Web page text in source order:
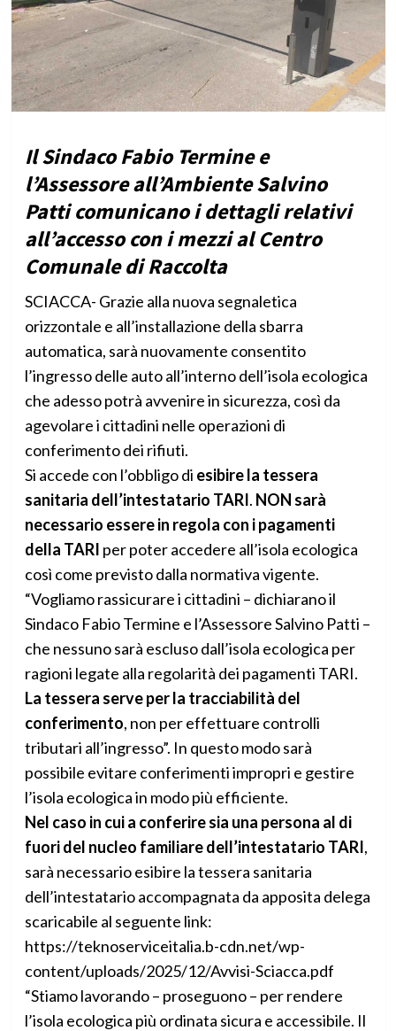
Il Sindaco Fabio Termine e
l’Assessore all’Ambiente Salvino
Patti comunicano i dettagli relativi
all’accesso con i mezzi al Centro
Comunale di Raccolta
SCIACCA- Grazie alla nuova segnaletica
orizzontale e all’installazione della sbarra
automatica, sarà nuovamente consentito
l’ingresso delle auto all’interno dell’isola ecologica
che adesso potrà avvenire in sicurezza, così da
agevolare i cittadini nelle operazioni di
conferimento dei rifiuti.
Si accede con l’obbligo di esibire la tessera
sanitaria dell’intestatario TARI. NON sarà
necessario essere in regola con i pagamenti
della TARI per poter accedere all’isola ecologica
così come previsto dalla normativa vigente.
“Vogliamo rassicurare i cittadini – dichiarano il
Sindaco Fabio Termine e l’Assessore Salvino Patti –
che nessuno sarà escluso dall’isola ecologica per
ragioni legate alla regolarità dei pagamenti TARI.
La tessera serve per la tracciabilità del
conferimento, non per effettuare controlli
tributari all’ingresso”. In questo modo sarà
possibile evitare conferimenti impropri e gestire
l’isola ecologica in modo più efficiente.
Nel caso in cui a conferire sia una persona al di
fuori del nucleo familiare dell’intestatario TARI,
sarà necessario esibire la tessera sanitaria
dell’intestatario accompagnata da apposita delega
scaricabile al seguente link:
https://teknoserviceitalia.b-cdn.net/wp-
content/uploads/2025/12/Avvisi-Sciacca.pdf
“Stiamo lavorando – proseguono – per rendere
l’isola ecologica più ordinata sicura e accessibile. Il